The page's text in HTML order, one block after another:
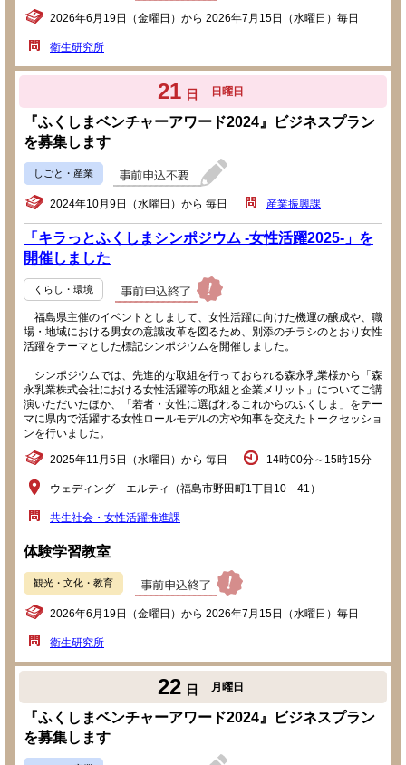
2026年6月19日（金曜日）から 2026年7月15日（水曜日）毎日
衛生研究所
21 日 日曜日
『ふくしまベンチャーアワード2024』ビジネスプラン
を募集します
しごと・産業
2024年10月9日（水曜日）から 毎日 産業振興課
「キラっとふくしまシンポジウム -女性活躍2025-」を
開催しました
くらし・環境
福島県主催のイベントとしまして、女性活躍に向けた機運の醸成や、職
場・地域における男女の意識改革を図るため、別添のチラシのとおり女性
活躍をテーマとした標記シンポジウムを開催しました。
シンポジウムでは、先進的な取組を行っておられる森永乳業様から「森
永乳業株式会社における女性活躍等の取組と企業メリット」についてご講
演いただいたほか、「若者・女性に選ばれるこれからのふくしま」をテー
マに県内で活躍する女性ロールモデルの方や知事を交えたトークセッショ
ンを行いました。
2025年11月5日（水曜日）から 毎日 14時00分～15時15分
ウェディング エルティ（福島市野田町1丁目10－41）
共生社会・女性活躍推進課
体験学習教室
観光・文化・教育
2026年6月19日（金曜日）から 2026年7月15日（水曜日）毎日
衛生研究所
22 日 月曜日
『ふくしまベンチャーアワード2024』ビジネスプラン
を募集します